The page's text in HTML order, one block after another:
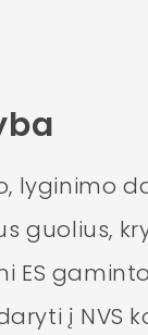
lyginimo
guolius,
ES
į NVS